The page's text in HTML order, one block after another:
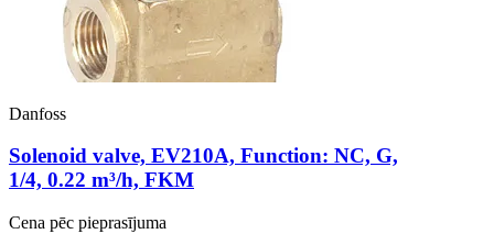
Danfoss
Solenoid valve, EV210A, Function: NC, G,
1/4, 0.22 m³/h, FKM
Cena pēc pieprasījuma